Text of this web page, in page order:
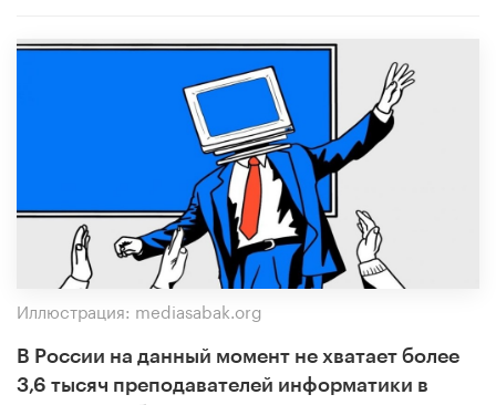
Иллюстрация: mediasabak.org
В России на данный момент не хватает более
3,6 тысяч преподавателей информатики в